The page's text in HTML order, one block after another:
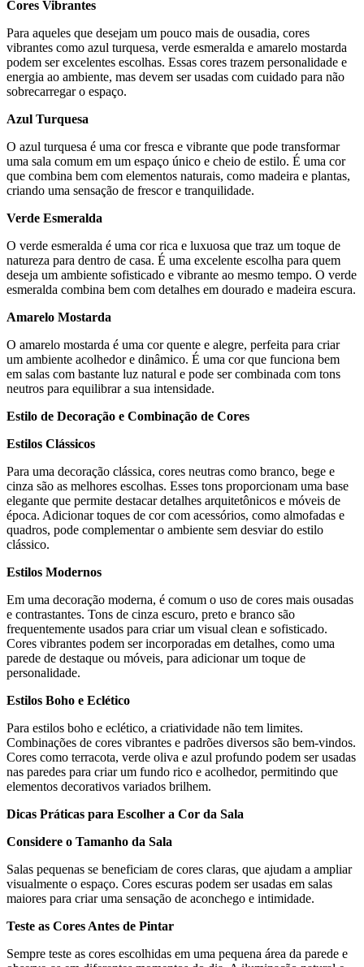
Cores Vibrantes
Para aqueles que desejam um pouco mais de ousadia, cores
vibrantes como azul turquesa, verde esmeralda e amarelo mostarda
podem ser excelentes escolhas. Essas cores trazem personalidade e
energia ao ambiente, mas devem ser usadas com cuidado para não
sobrecarregar o espaço.
Azul Turquesa
O azul turquesa é uma cor fresca e vibrante que pode transformar
uma sala comum em um espaço único e cheio de estilo. É uma cor
que combina bem com elementos naturais, como madeira e plantas,
criando uma sensação de frescor e tranquilidade.
Verde Esmeralda
O verde esmeralda é uma cor rica e luxuosa que traz um toque de
natureza para dentro de casa. É uma excelente escolha para quem
deseja um ambiente sofisticado e vibrante ao mesmo tempo. O verde
esmeralda combina bem com detalhes em dourado e madeira escura.
Amarelo Mostarda
O amarelo mostarda é uma cor quente e alegre, perfeita para criar
um ambiente acolhedor e dinâmico. É uma cor que funciona bem
em salas com bastante luz natural e pode ser combinada com tons
neutros para equilibrar a sua intensidade.
Estilo de Decoração e Combinação de Cores
Estilos Clássicos
Para uma decoração clássica, cores neutras como branco, bege e
cinza são as melhores escolhas. Esses tons proporcionam uma base
elegante que permite destacar detalhes arquitetônicos e móveis de
época. Adicionar toques de cor com acessórios, como almofadas e
quadros, pode complementar o ambiente sem desviar do estilo
clássico.
Estilos Modernos
Em uma decoração moderna, é comum o uso de cores mais ousadas
e contrastantes. Tons de cinza escuro, preto e branco são
frequentemente usados para criar um visual clean e sofisticado.
Cores vibrantes podem ser incorporadas em detalhes, como uma
parede de destaque ou móveis, para adicionar um toque de
personalidade.
Estilos Boho e Eclético
Para estilos boho e eclético, a criatividade não tem limites.
Combinações de cores vibrantes e padrões diversos são bem-vindos.
Cores como terracota, verde oliva e azul profundo podem ser usadas
nas paredes para criar um fundo rico e acolhedor, permitindo que
elementos decorativos variados brilhem.
Dicas Práticas para Escolher a Cor da Sala
Considere o Tamanho da Sala
Salas pequenas se beneficiam de cores claras, que ajudam a ampliar
visualmente o espaço. Cores escuras podem ser usadas em salas
maiores para criar uma sensação de aconchego e intimidade.
Teste as Cores Antes de Pintar
Sempre teste as cores escolhidas em uma pequena área da parede e